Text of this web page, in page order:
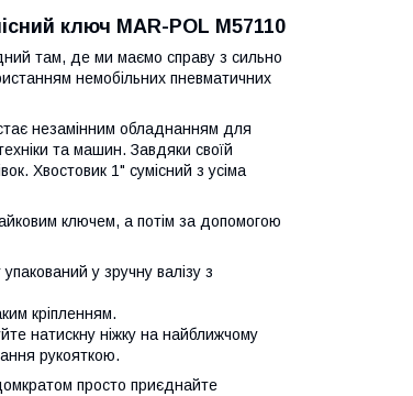
ключ MAR-POL M57110
там, де ми маємо справу з сильно
немобільних пневматичних
незамінним обладнанням для
та машин. Завдяки своїй
Хвостовик 1" сумісний з усіма
ключем, а потім за допомогою
у зручну валізу з
кріпленням.
натискну ніжку на найближчому
рукояткою.
просто приєднайте